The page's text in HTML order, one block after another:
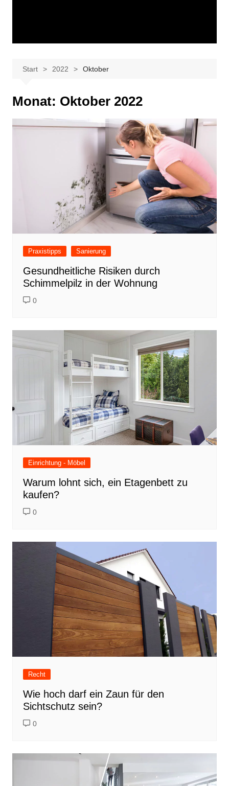
Start 2022 Oktober
Monat: Oktober 2022
Praxistipps Sanierung
Gesundheitliche Risiken durch
Schimmelpilz in der Wohnung
0
Einrichtung - Möbel
Warum lohnt sich, ein Etagenbett zu
kaufen?
0
Recht
Wie hoch darf ein Zaun für den
Sichtschutz sein?
0